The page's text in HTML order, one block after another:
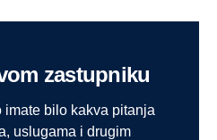
zastupniku
imate bilo kakva pitanja
uslugama i drugim